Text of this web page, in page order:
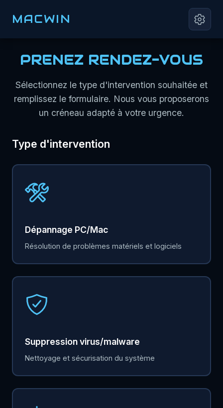
MACWIN
PRENEZ RENDEZ-VOUS
Sélectionnez le type d'intervention souhaitée et
remplissez le formulaire. Nous vous proposerons
un créneau adapté à votre urgence.
Type d'intervention
Dépannage PC/Mac
Résolution de problèmes matériels et logiciels
Suppression virus/malware
Nettoyage et sécurisation du système